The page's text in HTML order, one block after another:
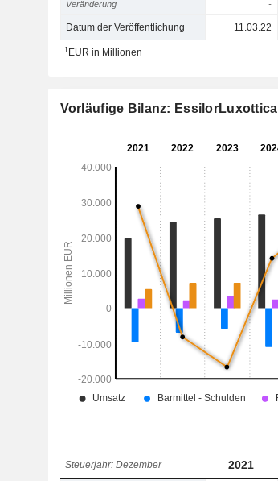
Veränderung -
Datum der Veröffentlichung 11.03.22
1EUR in Millionen
Vorläufige Bilanz: EssilorLuxottica
Steuerjahr: Dezember 2021